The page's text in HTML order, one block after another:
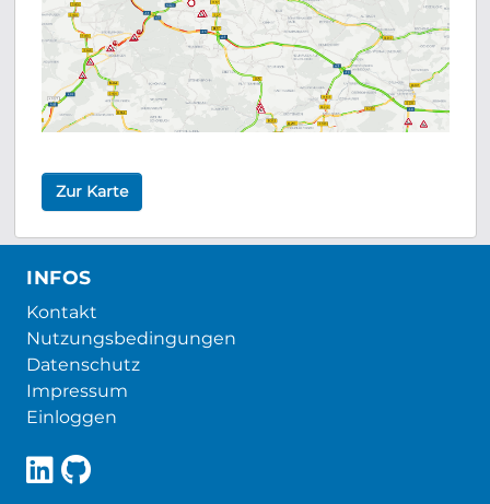
Zur Karte
INFOS
Kontakt
Nutzungsbedingungen
Datenschutz
Impressum
Einloggen